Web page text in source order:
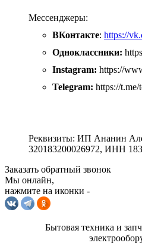
Мессенджеры:
ВКонтакте: https://
Одноклассники:
Instagram: https://
Telegram: https://
Реквизиты: ИП Ананин
320183200026972, ИНН
Заказать обратный звонок
Мы онлайн,
нажмите на иконки -
Бытовая техника и